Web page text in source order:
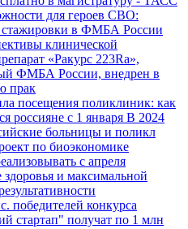
для героев СВО:
стажировки в ФМБА России
клинической
«Ракурс 223Ra»,
ФМБА России, внедрен в
прак
посещения поликлиник: как
россияне с 1 января В 2024
больницы и поликл
по биоэкономике
с апреля
и максимальной
победителей конкурса
стартап" получат по 1 млн